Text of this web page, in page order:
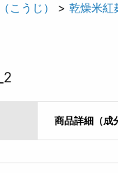
こうじ） > 乾燥米紅
商品詳細（成